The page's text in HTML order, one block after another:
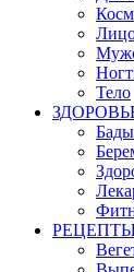
Тело